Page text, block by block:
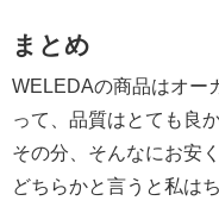
まとめ
WELEDAの商品はオー
って、品質はとても良
その分、そんなにお安
どちらかと言うと私は